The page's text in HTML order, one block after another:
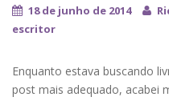
18 de junho de 2014
escritor
Enquanto estava buscando
post mais adequado, acabei